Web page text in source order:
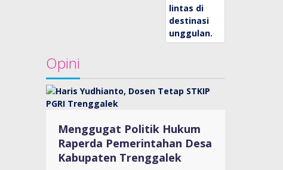
Opini
Menggugat Politik Hukum
Raperda Pemerintahan Desa
Kabupaten Trenggalek